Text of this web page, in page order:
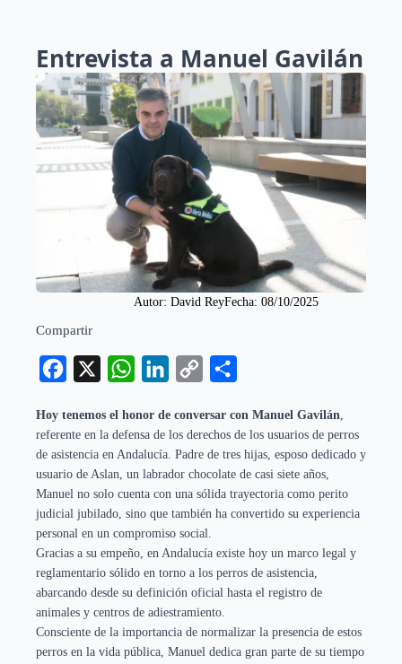
Entrevista a Manuel Gavilán
Autor: David ReyFecha: 08/10/2025
Compartir
Facebook WhatsAppLinkedInCopy
Hoy tenemos el honor de conversar con Manuel Gavilán,
referente en la defensa de los derechos de los usuarios de perros
de asistencia en Andalucía. Padre de tres hijas, esposo dedicado y
usuario de Aslan, un labrador chocolate de casi siete años,
Manuel no solo cuenta con una sólida trayectoria como perito
judicial jubilado, sino que también ha convertido su experiencia
personal en un compromiso social.
Gracias a su empeño, en Andalucía existe hoy un marco legal y
reglamentario sólido en torno a los perros de asistencia,
abarcando desde su definición oficial hasta el registro de
animales y centros de adiestramiento.
Consciente de la importancia de normalizar la presencia de estos
perros en la vida pública, Manuel dedica gran parte de su tiempo